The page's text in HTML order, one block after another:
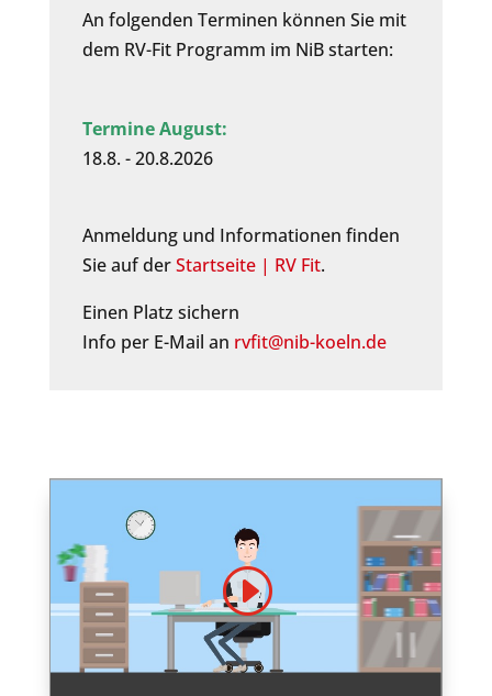
An folgenden Terminen können Sie mit
dem RV-Fit Programm im NiB starten:
Termine August:
18.8. - 20.8.2026
Anmeldung und Informationen finden
Sie auf derStartseite | RV Fit.
Einen Platz sichern
Info per E-Mail an rvfit@nib-koeln.de